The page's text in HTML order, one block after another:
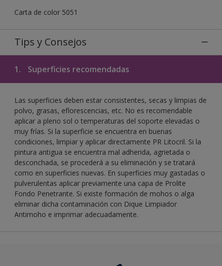
Carta de color 5051
Tips y Consejos
1. Superficies recomendadas
Las superficies deben estar consistentes, secas y limpias de
polvo, grasas, eflorescencias, etc. No es recomendable
aplicar a pleno sol o temperaturas del soporte elevadas o
muy frías. Si la superficie se encuentra en buenas
condiciones, limpiar y aplicar directamente PR Litocril. Si la
pintura antigua se encuentra mal adherida, agrietada o
desconchada, se procederá a su eliminación y se tratará
como en superficies nuevas. En superficies muy gastadas o
pulverulentas aplicar previamente una capa de Prolite
Fondo Penetrante. Si existe formación de mohos o alga
eliminar dicha contaminación con Dique Limpiador
Antimoho e imprimar adecuadamente.